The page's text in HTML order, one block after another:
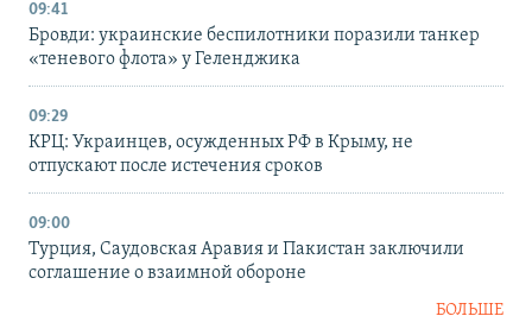
09:41
Бровди: украинские беспилотники поразили танкер
«теневого флота» у Геленджика
09:29
КРЦ: Украинцев, осужденных РФ в Крыму, не
отпускают после истечения сроков
09:00
Турция, Саудовская Аравия и Пакистан заключили
соглашение о взаимной обороне
БОЛЬШЕ